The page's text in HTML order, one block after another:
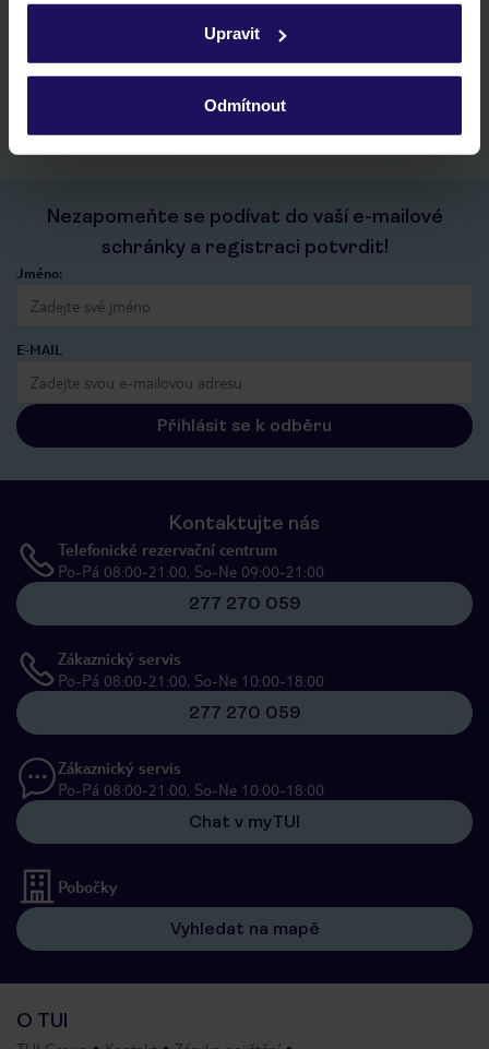
ochrany osobních údajů.Upravit
Odmítnout
seznam oblíbených nabídek a možnost jejich sdílení
historie vyhledávání a naposledy zobrazené nabídky
kontakt s TUI a všechny informace o tvé rezervaci v myTUI
Nezapomeňte se podívat do vaší e-mailové
schránky a registraci potvrdit!
Jméno:
E-MAIL
Přihlásit se k odběru
Kontaktujte nás
Telefonické rezervační centrum
Po-Pá 08:00-21:00, So-Ne 09:00-21:00
277 270 059
Zákaznický servis
Po-Pá 08:00-21:00, So-Ne 10:00-18:00
277 270 059
Zákaznický servis
Po-Pá 08:00-21:00, So-Ne 10:00-18:00
Chat v myTUI
Pobočky
Vyhledat na mapě
O TUI